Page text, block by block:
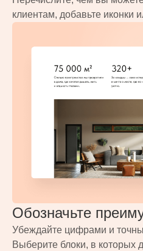
клиентам, добавьте иконки
Обозначьте
Убеждайте цифрами и
Выберите блоки, в которых